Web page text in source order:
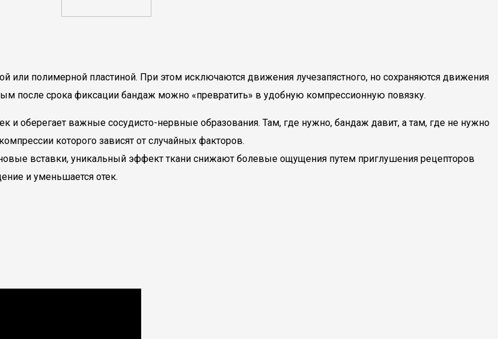
или полимерной пластиной. При этом исключаются движения лучезапястного, но сохраняются движения
после срока фиксации бандаж можно «превратить» в удобную компрессионную повязку.
и оберегает важные сосудисто-нервные образования. Там, где нужно, бандаж давит, а там, где не нужно
которого зависят от случайных факторов.
вставки, уникальный эффект ткани снижают болевые ощущения путем приглушения рецепторов
и уменьшается отек.